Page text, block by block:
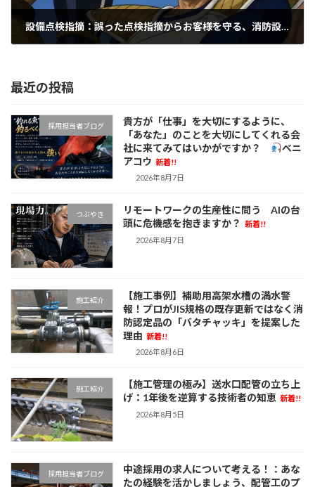
設備点検指摘：誤った点検指摘からお客様を守る、消防設備士の専門知識とは
最近の投稿
採用担当者ブログ
貴方が「仕事」を大切にするように、
「あなた」のことを大切にしてくれる会
社に来てみてはいかがですか？
べニ
アコウ 新着!!
2026年8月7日
つぶやき
リモートワークの生産性に問う AIの台
頭に危機感を抱きますか？
新着!!
2026年8月7日
施工紹介
【施工事例】補助用高架水槽の満水警
報！プロがJIS規格の既存更新ではなく消
防認定品の「バタチャッキ」を提案した
理由 新着!!
2026年8月6日
施工紹介
【施工管理の極み】送水口配管の立ち上
げ：1年後を逆算する技術者の知恵 新着!!
2026年8月5日
採用担当者ブログ
中途採用の求人について考える！：あな
たの経験を活かしましょう、配管工のプ